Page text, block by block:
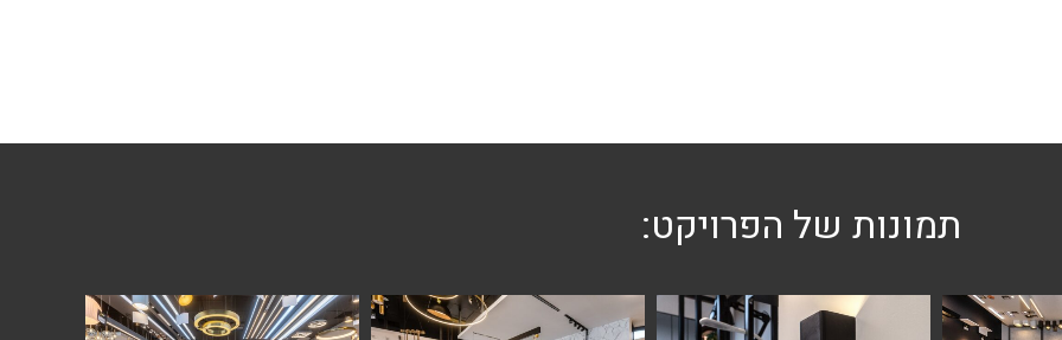
תמונות של הפרויקט: